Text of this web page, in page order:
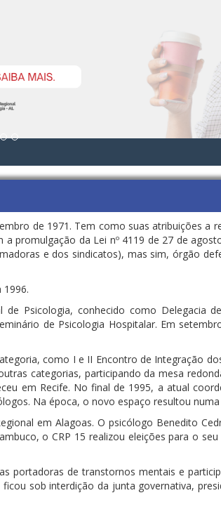
de 1971. Tem como suas atribuições a
promulgação da Lei nº 4119 de 27 de
e dos sindicatos), mas sim, órgão
Psicologia, conhecido como Delegacia
de Psicologia Hospitalar. Em
como I e II Encontro de Integração
categorias, participando da mesa
em Recife. No final de 1995, a atual
Na época, o novo espaço resultou
em Alagoas. O psicólogo Benedito
o CRP 15 realizou eleições para o
portadoras de transtornos mentais e
sob interdição da junta governativa,